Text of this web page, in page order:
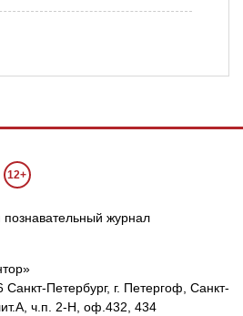
12+
журнал
Петербург, г. Петергоф, Санкт-
ч.п. 2-Н, оф.432, 434